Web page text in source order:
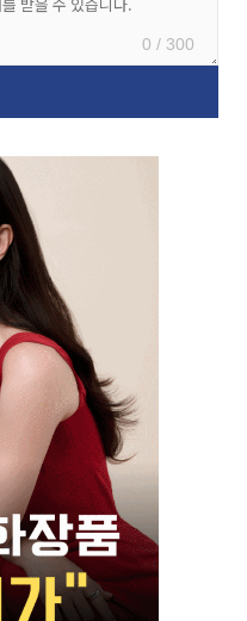
0 / 300